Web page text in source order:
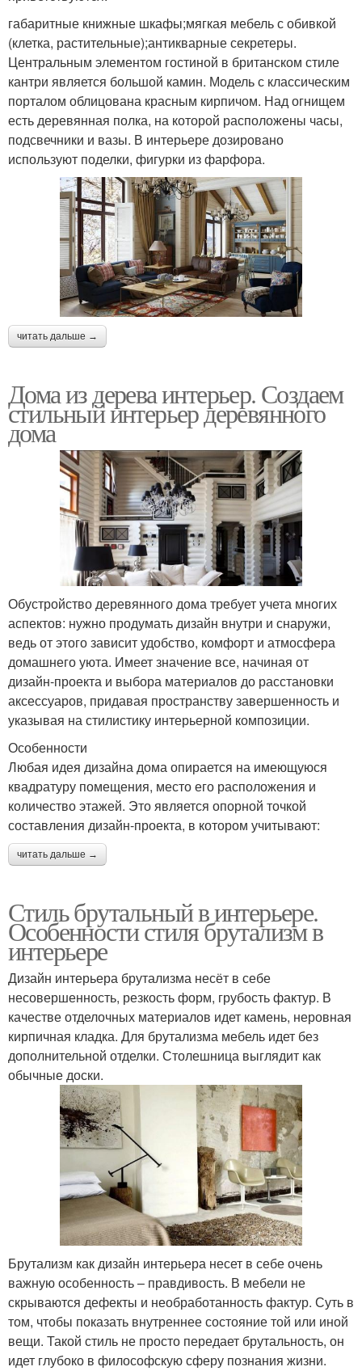
габаритные книжные шкафы;мягкая мебель с обивкой
(клетка, растительные);антикварные секретеры.
Центральным элементом гостиной в британском стиле
кантри является большой камин. Модель с классическим
порталом облицована красным кирпичом. Над огнищем
есть деревянная полка, на которой расположены часы,
подсвечники и вазы. В интерьере дозировано
используют поделки, фигурки из фарфора.
читать дальше →
Дома из дерева интерьер. Создаем
стильный интерьер деревянного
дома
Обустройство деревянного дома требует учета многих
аспектов: нужно продумать дизайн внутри и снаружи,
ведь от этого зависит удобство, комфорт и атмосфера
домашнего уюта. Имеет значение все, начиная от
дизайн-проекта и выбора материалов до расстановки
аксессуаров, придавая пространству завершенность и
указывая на стилистику интерьерной композиции.
Особенности
Любая идея дизайна дома опирается на имеющуюся
квадратуру помещения, место его расположения и
количество этажей. Это является опорной точкой
составления дизайн-проекта, в котором учитывают:
читать дальше →
Стиль брутальный в интерьере.
Особенности стиля брутализм в
интерьере
Дизайн интерьера брутализма несёт в себе
несовершенность, резкость форм, грубость фактур. В
качестве отделочных материалов идет камень, неровная
кирпичная кладка. Для брутализма мебель идет без
дополнительной отделки. Столешница выглядит как
обычные доски.
Брутализм как дизайн интерьера несет в себе очень
важную особенность – правдивость. В мебели не
скрываются дефекты и необработанность фактур. Суть в
том, чтобы показать внутреннее состояние той или иной
вещи. Такой стиль не просто передает брутальность, он
идет глубоко в философскую сферу познания жизни.